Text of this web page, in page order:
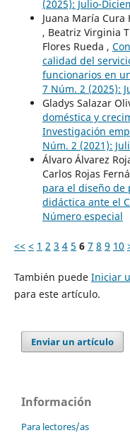
(2025): Julio-
Juana María Cura
, Beatriz Virginia
Flores Rueda ,
calidad del
funcionarios en
7 Núm. 2 (2025):
Gladys Salazar
doméstica y
Investigación
Núm. 2 (2021):
Álvaro Álvarez
Carlos Rojas
para el diseño de
didáctica ante el
Número especial
<< < 1 2 3 4 5 6 7 8 9 10
También puede Iniciar
para este artículo.
Enviar un artículo
Información
Para lectores/as